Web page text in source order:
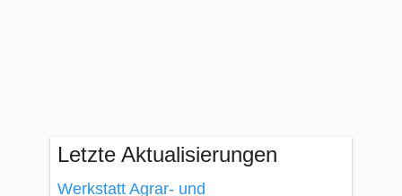
Letzte Aktualisierungen
Werkstatt Agrar- und